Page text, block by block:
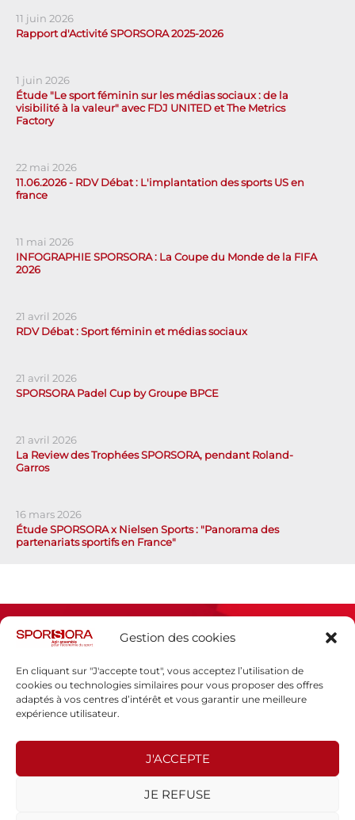
Gestion des cookies
En cliquant sur "J'accepte tout", vous acceptez l’utilisation de
cookies ou technologies similaires pour vous proposer des offres
adaptés à vos centres d’intérêt et vous garantir une meilleure
expérience utilisateur.
J'ACCEPTE
JE REFUSE
11 juin 2026
Rapport d'Activité SPORSORA 2025-2026
1 juin 2026
Étude "Le sport féminin sur les médias sociaux : de la
visibilité à la valeur" avec FDJ UNITED et The Metrics
Factory
22 mai 2026
11.06.2026 - RDV Débat : L'implantation des sports US en
france
11 mai 2026
INFOGRAPHIE SPORSORA : La Coupe du Monde de la FIFA
2026
21 avril 2026
RDV Débat : Sport féminin et médias sociaux
21 avril 2026
SPORSORA Padel Cup by Groupe BPCE
21 avril 2026
La Review des Trophées SPORSORA, pendant Roland-
Garros
16 mars 2026
Étude SPORSORA x Nielsen Sports : "Panorama des
partenariats sportifs en France"
Espace presse
Politique de confidentialité
SPORSORA